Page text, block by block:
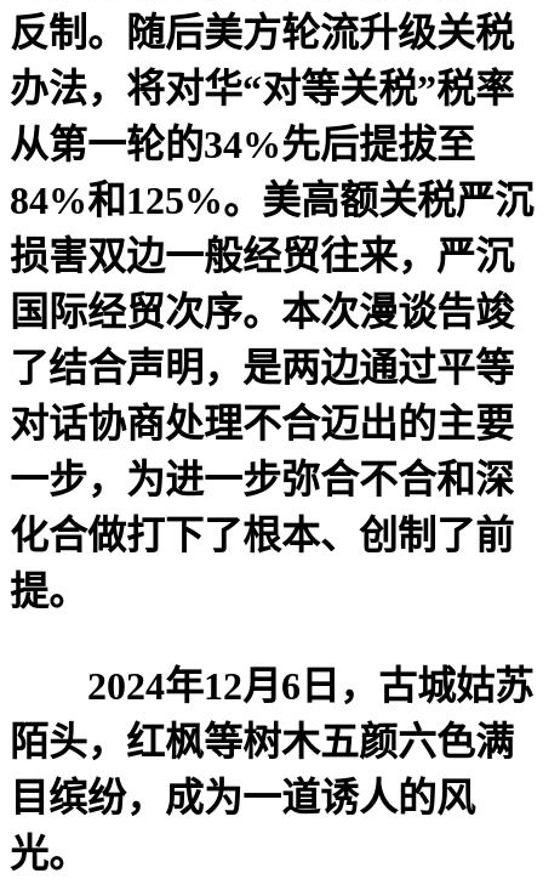
反制。随后美方轮流升级关税
办法，将对华“对等关税”税率
从第一轮的34%先后提拔至
84%和125%。美高额关税严沉
损害双边一般经贸往来，严沉
国际经贸次序。本次漫谈告竣
了结合声明，是两边通过平等
对话协商处理不合迈出的主要
一步，为进一步弥合不合和深
化合做打下了根本、创制了前
提。
2024年12月6日，古城姑苏
陌头，红枫等树木五颜六色满
目缤纷，成为一道诱人的风
光。